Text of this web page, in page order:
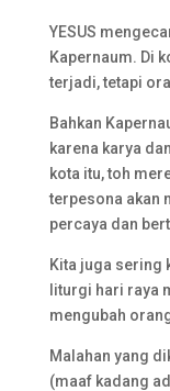
YESUS
Kapernaum. Di
terjadi, tetapi
Bahkan
karena karya
kota itu, toh
terpesona akan
percaya dan
Kita juga sering
liturgi hari raya
mengubah
Malahan yang
(maaf kadang